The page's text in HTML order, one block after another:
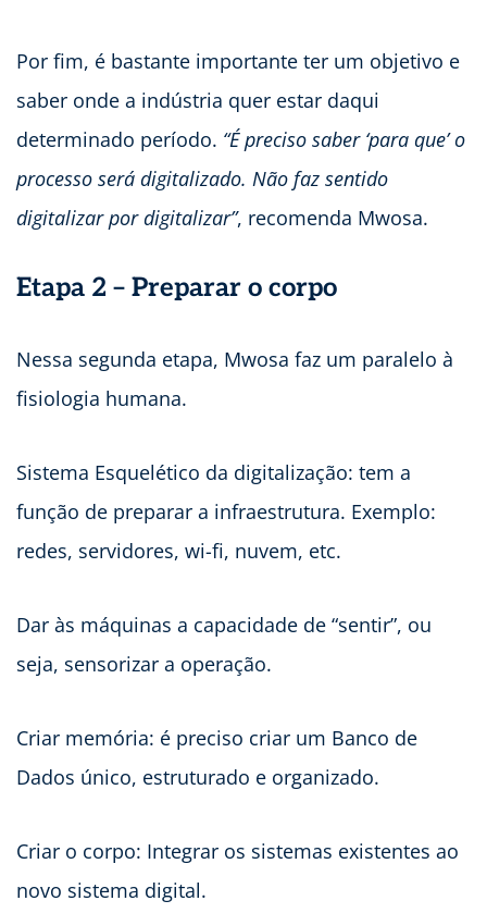
Por fim, é bastante importante ter um objetivo e
saber onde a indústria quer estar daqui
determinado período. “É preciso saber ‘para que’ o
processo será digitalizado. Não faz sentido
digitalizar por digitalizar”, recomenda Mwosa.
Etapa 2 – Preparar o corpo
Nessa segunda etapa, Mwosa faz um paralelo à
fisiologia humana.
Sistema Esquelético da digitalização: tem a
função de preparar a infraestrutura. Exemplo:
redes, servidores, wi-fi, nuvem, etc.
Dar às máquinas a capacidade de “sentir”, ou
seja, sensorizar a operação.
Criar memória: é preciso criar um Banco de
Dados único, estruturado e organizado.
Criar o corpo: Integrar os sistemas existentes ao
novo sistema digital.